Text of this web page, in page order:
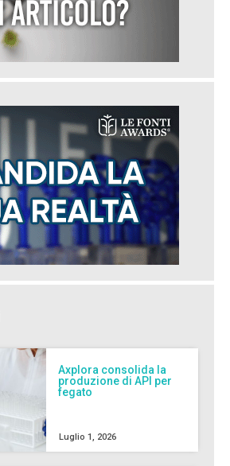
Axplora consolida la
produzione di API per
fegato
Luglio 1, 2026